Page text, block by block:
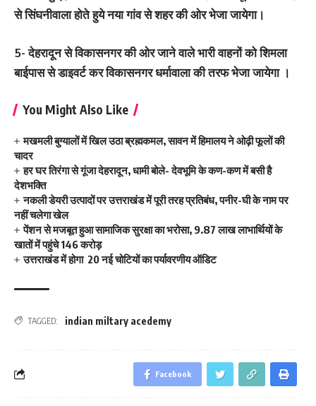
से सिंघनीवाला होते हुये नया गांव से शहर की ओर भेजा जायेगा।
5- देहरादून से विकासनगर की ओर जाने वाले भारी वाहनों को शिमला
बाईपास से डाइवर्ट कर विकासनगर धर्मावाला की तरफ भेजा जायेगा ।
You Might Also Like
मखमली बुग्यालों में खिल उठा ब्रह्मकमल, सावन में हिमालय ने ओढ़ी फूलों की
चादर
हर घर तिरंगा से गूंजा देहरादून, धामी बोले- देवभूमि के कण-कण में बसी है
देशभक्ति
नकली डेयरी उत्पादों पर उत्तराखंड में पूरी तरह प्रतिबंध, पनीर-घी के नाम पर
नहीं चलेगा खेल
पेंशन से मजबूत हुआ सामाजिक सुरक्षा का भरोसा, 9.87 लाख लाभार्थियों के
खातों में पहुंचे 146 करोड़
उत्तराखंड में होगा 20 नई चोटियों का पर्यावरणीय ऑडिट
TAGGED: indian miltary acedemy
Facebook